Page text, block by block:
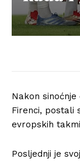
Nakon
Firenci, postali
evropskih
Posljednji je